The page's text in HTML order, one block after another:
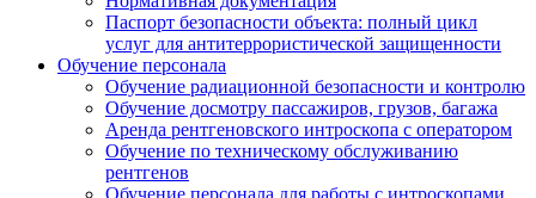
Паспорт безопасности объекта: полный цикл
услуг для антитеррористической защищенности
Обучение персонала
Обучение радиационной безопасности и контролю
Обучение досмотру пассажиров, грузов, багажа
Аренда рентгеновского интроскопа с оператором
Обучение по техническому обслуживанию
рентгенов